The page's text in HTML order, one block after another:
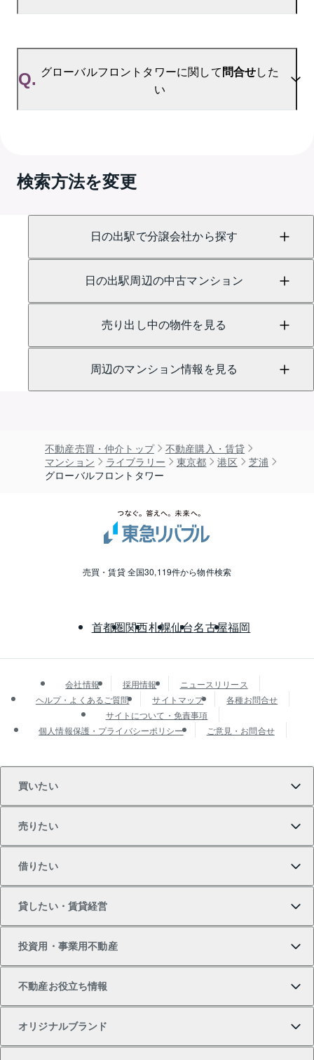
A.グローバルフロントタワーの無料売却査定は
お問い合わせフォームよりお問い合わせください。
Q. グローバルフロントタワーに関して 問合せした
い
賃貸に関するお問い合わせは、
にて承っております。
検索方法を変更
日の出駅で分譲会社から探す
日の出駅周辺の中古マンション
売り出し中の物件を見る
周辺のマンション情報を見る
不動産売買・仲介トップ
不動産購入・賃貸
マンション
ライブラリー 東京都 港区
芝浦
グローバルフロントタワー
売買・賃貸 全国30,119件から物件検索
首都圏関西札幌仙台名古屋福岡
会社情報 採用情報
ニュースリリース
ヘルプ・よくあるご質問
サイトマップ
各種お問合せ
サイトについて・免責事項
個人情報保護・プライバシーポリシー
ご意見・お問合せ
買いたい
新築・分譲マンションの購入
中古マンションの購入
売りたい
マンションの売却・査定
一戸建ての売却・査定
借りたい
借りたいTOP
物件を借りる
貸したい・賃貸経営
貸したいTOP
投資用・事業用不動産
不動産お役立ち情報
オリジナルブランド